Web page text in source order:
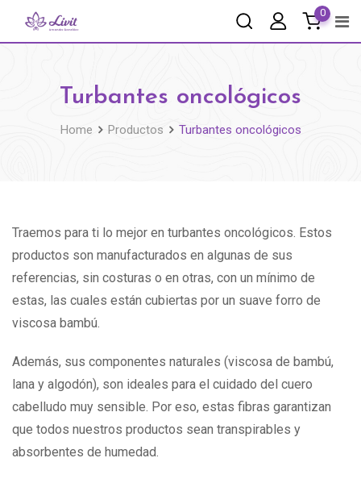
0
Turbantes oncológicos
Home Productos Turbantes oncológicos
Traemos para ti lo mejor en turbantes oncológicos. Estos
productos son manufacturados en algunas de sus
referencias, sin costuras o en otras, con un mínimo de
estas, las cuales están cubiertas por un suave forro de
viscosa bambú.
Además, sus componentes naturales (viscosa de bambú,
lana y algodón), son ideales para el cuidado del cuero
cabelludo muy sensible. Por eso, estas fibras garantizan
que todos nuestros productos sean transpirables y
absorbentes de humedad.